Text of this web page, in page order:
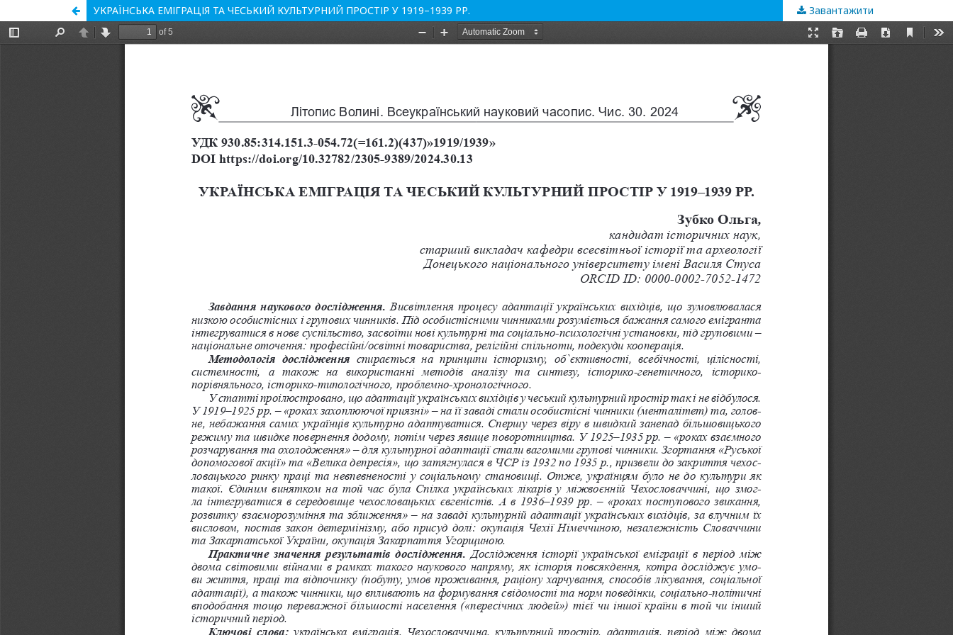
УКРАЇНСЬКА ЕМІГРАЦІЯ ТА ЧЕСЬКИЙ КУЛЬТУРНИЙ ПРОСТІР У 1919–1939 РР. Завантажити